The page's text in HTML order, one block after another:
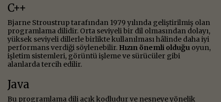
C++
Bjarne Stroustrup tarafından 1979 yılında geliştirilmiş olan
programlama dilidir. Orta seviyeli bir dil olmasından dolayı,
yüksek seviyeli dillerle birlikte kullanılması hâlinde daha iyi
performans verdiği söylenebilir. Hızın önemli olduğu oyun,
işletim sistemleri, görüntü işleme ve sürücüler gibi
alanlarda tercih edilir.
Java
Bu programlama dili açık kodludur ve nesneye yönelik